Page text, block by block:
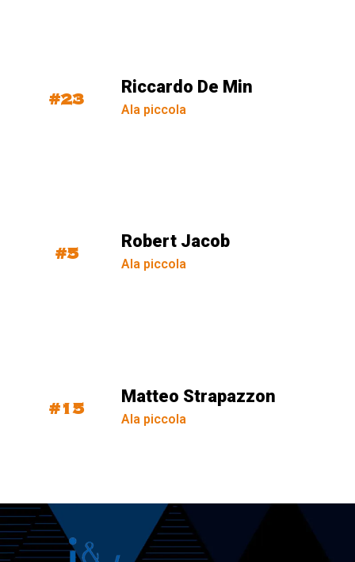
#23
Riccardo De Min
Ala piccola
#5
Robert Jacob
Ala piccola
#15
Matteo Strapazzon
Ala piccola